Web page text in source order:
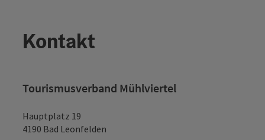
Kontakt
Tourismusverband Mühlviertel
Hauptplatz 19
4190 Bad Leonfelden